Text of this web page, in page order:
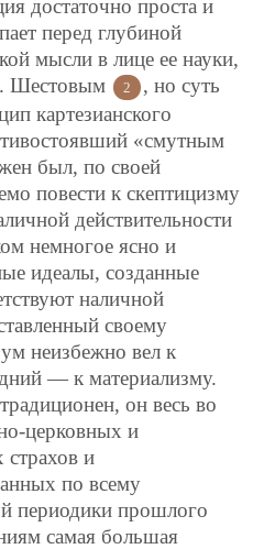
достаточно проста и
перед глубиной
мысли в лице ее науки,
Шестовым
2
, но суть
картезианского
«смутным
был, по своей
повести к скептицизму
действительности
немногое ясно и
идеалы, созданные
наличной
своему
неизбежно вел к
— к материализму.
он весь во
церковных и
и
по всему
периодики прошлого
самая большая